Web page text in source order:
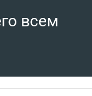
всем